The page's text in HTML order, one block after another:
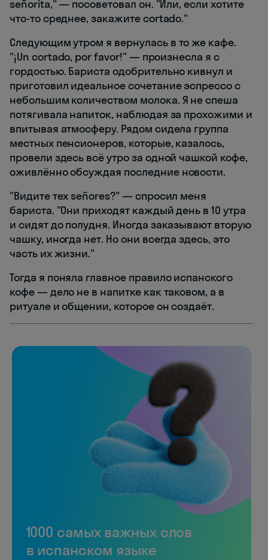
señorita," — посоветовал он. "Или, если хотите
что-то среднее, закажите cortado."
Следующим утром я вернулась в то же кафе.
"¡Un cortado, por favor!" — произнесла я с
гордостью. Бариста одобрительно кивнул и
приготовил идеальное сочетание эспрессо с
небольшим количеством молока. Я не спеша
потягивала напиток, наблюдая за прохожими и
впитывая атмосферу. Рядом сидела группа
местных пенсионеров, которые, казалось,
провели здесь всё утро за одной чашкой кофе,
оживлённо обсуждая последние новости.
"Видите тех señores?" — спросил меня
бариста. "Они приходят каждый день в 10 утра
и сидят до полудня. Иногда заказывают вторую
чашку, иногда нет. Но они всегда здесь, это
часть их жизни."
Тогда я поняла главное правило испанского
кофе — дело не в напитке как таковом, а в
ритуале и общении, которое он создаёт.
1000 самых важных слов
в испанском языке